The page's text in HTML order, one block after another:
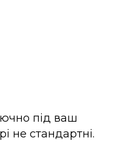
під ваш
не стандартні.